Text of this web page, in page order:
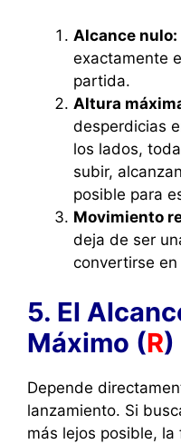
Alcance nulo:
exactamente
partida.
Altura
desperdicias
los lados,
subir,
posible para
Movimiento
deja de ser
convertirse
5. El
Máximo (R)
Depende
lanzamiento. Si
más lejos posible,